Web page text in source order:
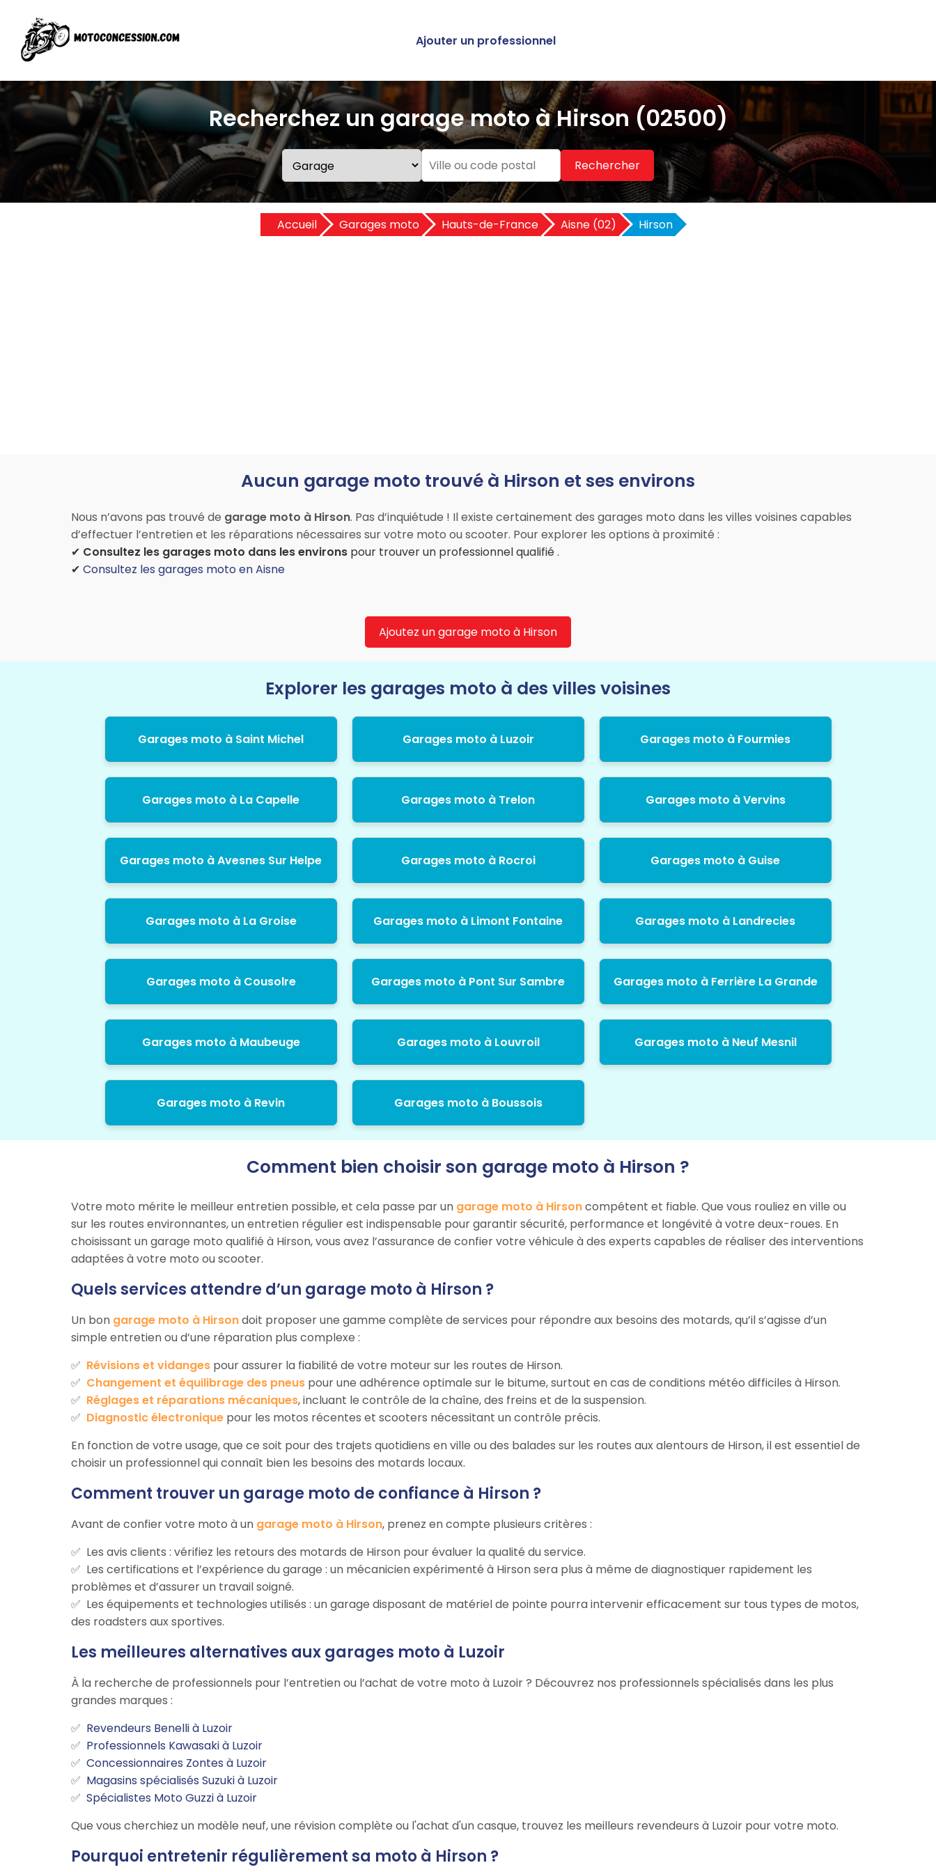
Ajouter un professionnel
Recherchez un garage moto à Hirson (02500)
Rechercher
Accueil Garages moto Hauts-de-France Aisne (02) Hirson
Aucun garage moto trouvé à Hirson et ses environs
Nous n’avons pas trouvé de garage moto à Hirson. Pas d’inquiétude ! Il existe certainement des garages moto dans les villes voisines capables
d’effectuer l’entretien et les réparations nécessaires sur votre moto ou scooter. Pour explorer les options à proximité :
✔ Consultez les garages moto dans les environs pour trouver un professionnel qualifié .
✔ Consultez les garages moto en Aisne
Ajoutez un garage moto à Hirson
Explorer les garages moto à des villes voisines
Garages moto à Saint Michel Garages moto à Luzoir Garages moto à Fourmies
Garages moto à La Capelle Garages moto à Trelon Garages moto à Vervins
Garages moto à Avesnes Sur Helpe Garages moto à Rocroi Garages moto à Guise
Garages moto à La Groise Garages moto à Limont Fontaine Garages moto à Landrecies
Garages moto à Cousolre Garages moto à Pont Sur Sambre Garages moto à Ferrière La Grande
Garages moto à Maubeuge Garages moto à Louvroil Garages moto à Neuf Mesnil
Garages moto à Revin Garages moto à Boussois
Comment bien choisir son garage moto à Hirson ?
Votre moto mérite le meilleur entretien possible, et cela passe par un garage moto à Hirsoncompétent et fiable. Que vous rouliez en ville ou
sur les routes environnantes, un entretien régulier est indispensable pour garantir sécurité, performance et longévité à votre deux-roues. En
choisissant un garage moto qualifié à Hirson, vous avez l’assurance de confier votre véhicule à des experts capables de réaliser des interventions
adaptées à votre moto ou scooter.
Quels services attendre d’un garage moto à Hirson ?
Un bon garage moto à Hirsondoit proposer une gamme complète de services pour répondre aux besoins des motards, qu’il s’agisse d’un
simple entretien ou d’une réparation plus complexe :
Révisions et vidanges pour assurer la fiabilité de votre moteur sur les routes de Hirson.
Changement et équilibrage des pneus pour une adhérence optimale sur le bitume, surtout en cas de conditions météo difficiles à Hirson.
Réglages et réparations mécaniques, incluant le contrôle de la chaîne, des freins et de la suspension.
Diagnostic électronique pour les motos récentes et scooters nécessitant un contrôle précis.
En fonction de votre usage, que ce soit pour des trajets quotidiens en ville ou des balades sur les routes aux alentours de Hirson, il est essentiel de
choisir un professionnel qui connaît bien les besoins des motards locaux.
Comment trouver un garage moto de confiance à Hirson ?
Avant de confier votre moto à un garage moto à Hirson, prenez en compte plusieurs critères :
Les avis clients : vérifiez les retours des motards de Hirson pour évaluer la qualité du service.
Les certifications et l’expérience du garage : un mécanicien expérimenté à Hirson sera plus à même de diagnostiquer rapidement les
problèmes et d’assurer un travail soigné.
Les équipements et technologies utilisés : un garage disposant de matériel de pointe pourra intervenir efficacement sur tous types de motos,
des roadsters aux sportives.
Les meilleures alternatives aux garages moto à Luzoir
À la recherche de professionnels pour l’entretien ou l’achat de votre moto à Luzoir ? Découvrez nos professionnels spécialisés dans les plus
grandes marques :
Revendeurs Benelli à Luzoir
Professionnels Kawasaki à Luzoir
Concessionnaires Zontes à Luzoir
Magasins spécialisés Suzuki à Luzoir
Spécialistes Moto Guzzi à Luzoir
Que vous cherchiez un modèle neuf, une révision complète ou l'achat d'un casque, trouvez les meilleurs revendeurs à Luzoir pour votre moto.
Pourquoi entretenir régulièrement sa moto à Hirson ?